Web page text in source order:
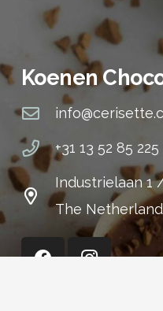
Koenen
+31 13 52 85 225
Industrielaan 1
The